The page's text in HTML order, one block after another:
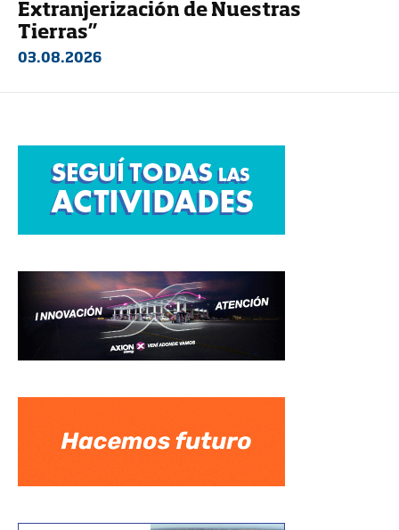
Extranjerización de Nuestras
Tierras”
03.08.2026